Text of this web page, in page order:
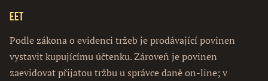
EET
Podle zákona o evidenci tržeb je prodávající povinen
vystavit kupujícímu účtenku. Zároveň je povinen
zaevidovat přijatou tržbu u správce daně on-line; v